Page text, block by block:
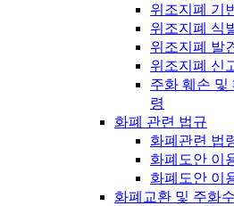
위조지폐 기
위조지폐 식
위조지폐 발
위조지폐 신
주화 훼손 및
령
화폐 관련 법규
화폐관련 법
화폐도안 이
화폐도안 이
화폐교환 및 주화